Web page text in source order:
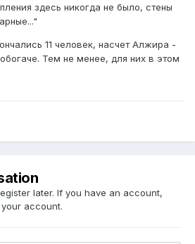
здесь никогда не было, стены
11 человек, насчет Алжира -
Тем не менее, для них в этом
later. If you have an account,
account.